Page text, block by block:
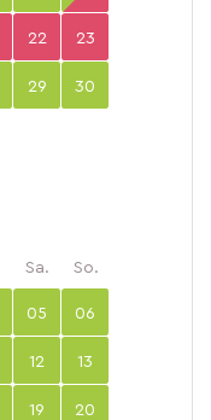
22 23
29 30
Sa. So.
05 06
12 13
19 20